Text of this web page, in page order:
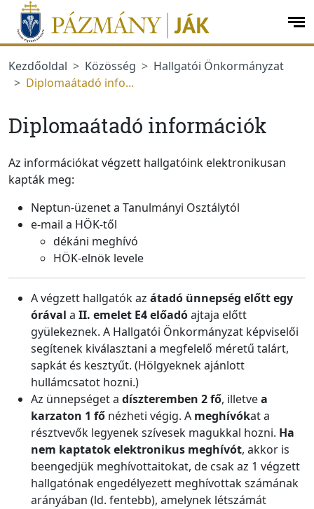
Ugrás a menüre
Ugrás a tartalomra
Kezdőoldal
Közösség
Hallgatói Önkormányzat
Diplomaátadó info...
Diplomaátadó információk
Az információkat végzett hallgatóink elektronikusan
kapták meg:
Neptun-üzenet a Tanulmányi Osztálytól
e-mail a HÖK-től
dékáni meghívó
HÖK-elnök levele
A végzett hallgatók az átadó ünnepség előtt egy
órával a II. emelet E4 előadóajtaja előtt
gyülekeznek. A Hallgatói Önkormányzat képviselői
segítenek kiválasztani a megfelelő méretű talárt,
sapkát és kesztyűt. (Hölgyeknek ajánlott
hullámcsatot hozni.)
Az ünnepséget a díszteremben 2 fő, illetvea
karzaton 1 fő nézheti végig. A meghívókat a
résztvevők legyenek szívesek magukkal hozni. Ha
nem kaptatok elektronikus meghívót, akkor is
beengedjük meghívottaitokat, de csak az 1 végzett
hallgatónak engedélyezett meghívottak számának
arányában (ld. fentebb), amelynek létszámát